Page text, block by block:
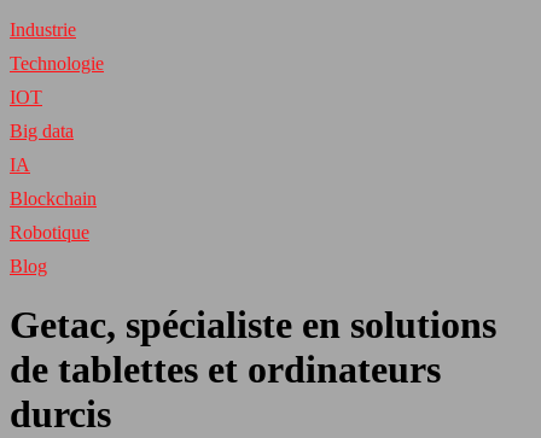
Industrie
Technologie
IOT
Big data
IA
Blockchain
Robotique
Blog
Getac, spécialiste en solutions
de tablettes et ordinateurs
durcis